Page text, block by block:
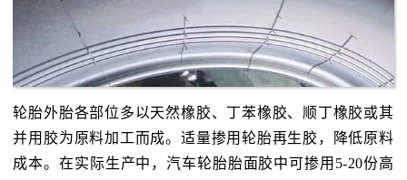
轮胎外胎各部位多以天然橡胶、丁苯橡胶、顺丁橡胶或其
并用胶为原料加工而成。适量掺用轮胎再生胶，降低原料
成本。在实际生产中，汽车轮胎胎面胶中可掺用5-20份高